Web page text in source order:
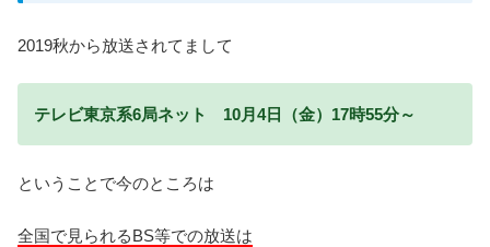
2019秋から放送されてまして
テレビ東京系6局ネット 10月4日（金）17時55分～
ということで今のところは
全国で見られるBS等での放送は